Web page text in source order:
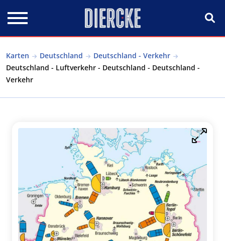
Karten Deutschland
Deutschland - Verkehr
Deutschland - Luftverkehr - Deutschland - Deutschland -
Verkehr